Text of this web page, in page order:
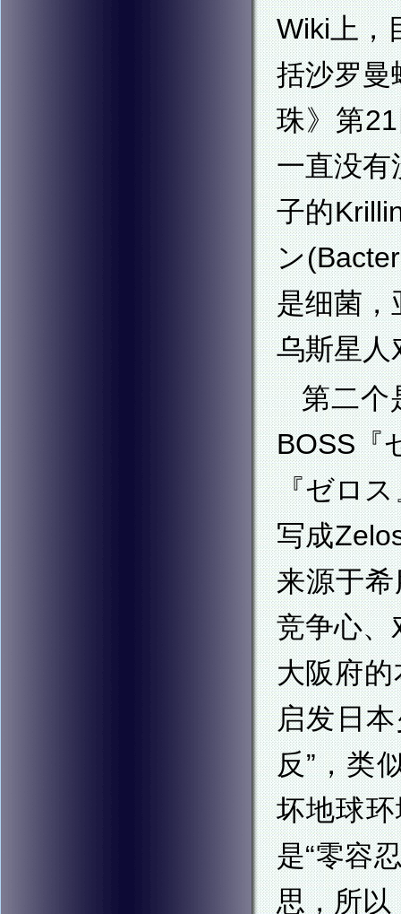
Wiki上，
括沙罗曼
珠》第
一直没有
子的
ン
是细菌，
乌斯星人
第二个
BOSS『
『ゼロス
写成
来源于
竞争心、
大阪府
启发日本
反”，类
坏地球
是“零容
思，所以